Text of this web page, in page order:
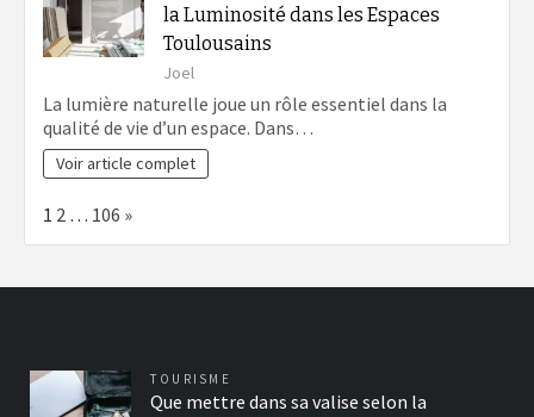
la Luminosité dans les Espaces
Toulousains
Joel
La lumière naturelle joue un rôle essentiel dans la
qualité de vie d’un espace. Dans…
Voir article complet
Page:
1 2 … 106 Next
»
TOURISME
Que mettre dans sa valise selon la